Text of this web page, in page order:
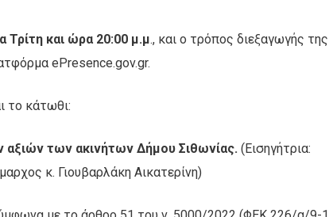
Τρίτη και ώρα 20:00 μ.μ., και ο τρόπος διεξαγωγής
ePresence.gov.gr.
το κάτωθι:
αξιών των ακινήτων Δήμου Σιθωνίας. (Εισηγήτρια:
κ. Γιουβαρλάκη Αικατερίνη)